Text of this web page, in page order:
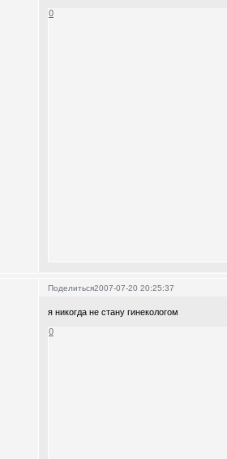
0
Поделиться2007-07-20 20:25:37
я никогда не стану гинекологом
0